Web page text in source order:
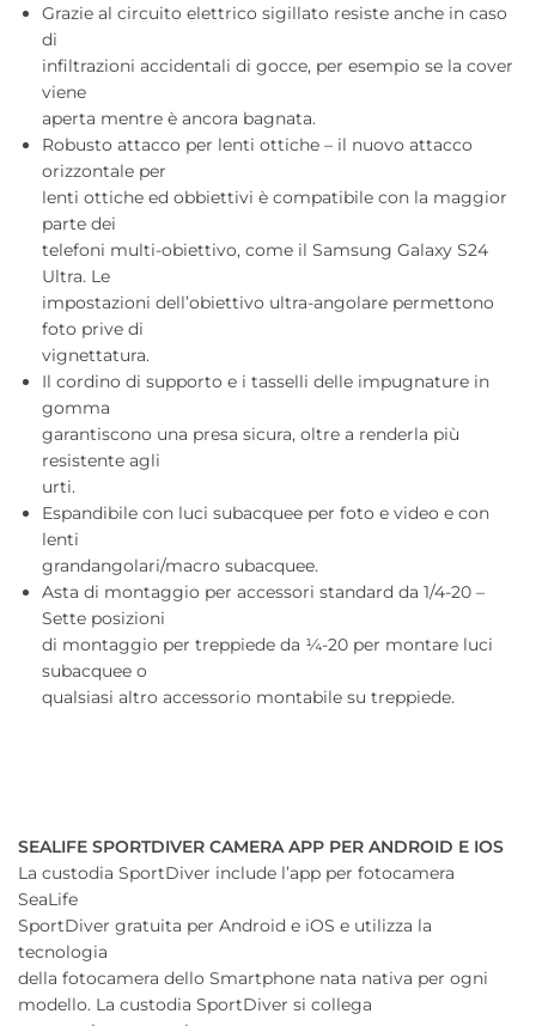
Grazie al circuito elettrico sigillato resiste anche in caso
di
infiltrazioni accidentali di gocce, per esempio se la cover
viene
aperta mentre è ancora bagnata.
Robusto attacco per lenti ottiche – il nuovo attacco
orizzontale per
lenti ottiche ed obbiettivi è compatibile con la maggior
parte dei
telefoni multi-obiettivo, come il Samsung Galaxy S24
Ultra. Le
impostazioni dell’obiettivo ultra-angolare permettono
foto prive di
vignettatura.
Il cordino di supporto e i tasselli delle impugnature in
gomma
garantiscono una presa sicura, oltre a renderla più
resistente agli
urti.
Espandibile con luci subacquee per foto e video e con
lenti
grandangolari/macro subacquee.
Asta di montaggio per accessori standard da 1/4-20 –
Sette posizioni
di montaggio per treppiede da ¼-20 per montare luci
subacquee o
qualsiasi altro accessorio montabile su treppiede.
SEALIFE SPORTDIVER CAMERA APP PER ANDROID E IOS
La custodia SportDiver include l’app per fotocamera
SeaLife
SportDiver gratuita per Android e iOS e utilizza la
tecnologia
della fotocamera dello Smartphone nata nativa per ogni
modello. La custodia SportDiver si collega